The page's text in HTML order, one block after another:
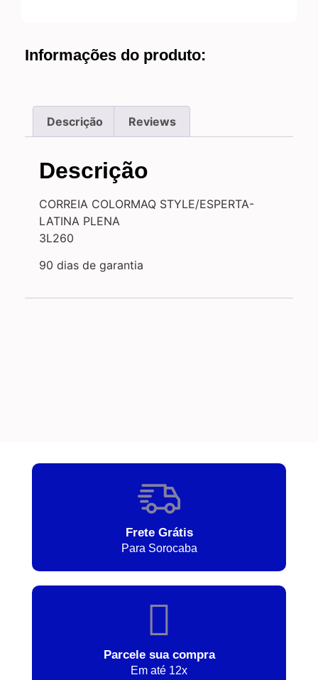
Informações do produto:
Descrição Reviews
Descrição
CORREIA COLORMAQ STYLE/ESPERTA-
LATINA PLENA
3L260
90 dias de garantia
Frete Grátis
Para Sorocaba
Parcele sua compra
Em até 12x